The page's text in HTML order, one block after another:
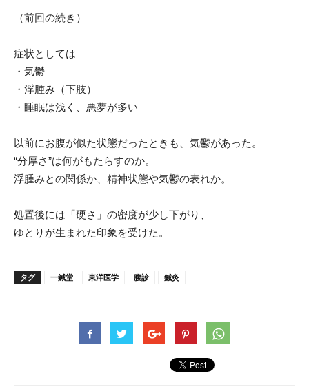
（前回の続き）
症状としては
・気鬱
・浮腫み（下肢）
・睡眠は浅く、悪夢が多い
以前にお腹が似た状態だったときも、気鬱があった。
“分厚さ”は何がもたらすのか。
浮腫みとの関係か、精神状態や気鬱の表れか。
処置後には「硬さ」の密度が少し下がり、
ゆとりが生まれた印象を受けた。
タグ 一鍼堂 東洋医学 腹診 鍼灸